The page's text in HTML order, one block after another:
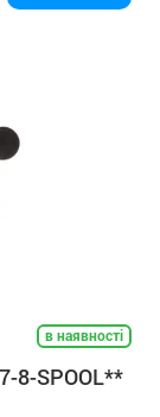
в наявності
8-SPOOL**